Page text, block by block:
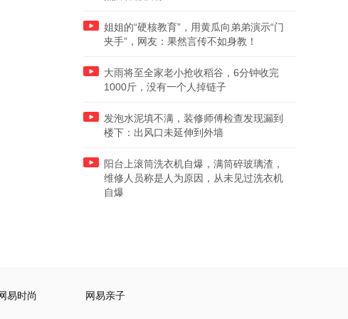
姐姐的“硬核教育”，用黄瓜向弟弟演示“门
夹手”，网友：果然言传不如身教！
大雨将至全家老小抢收稻谷，6分钟收完
1000斤，没有一个人掉链子
发泡水泥填不满，装修师傅检查发现漏到
楼下：出风口未延伸到外墙
阳台上滚筒洗衣机自爆，满筒碎玻璃渣，
维修人员称是人为原因，从未见过洗衣机
自爆
易时尚 网易亲子